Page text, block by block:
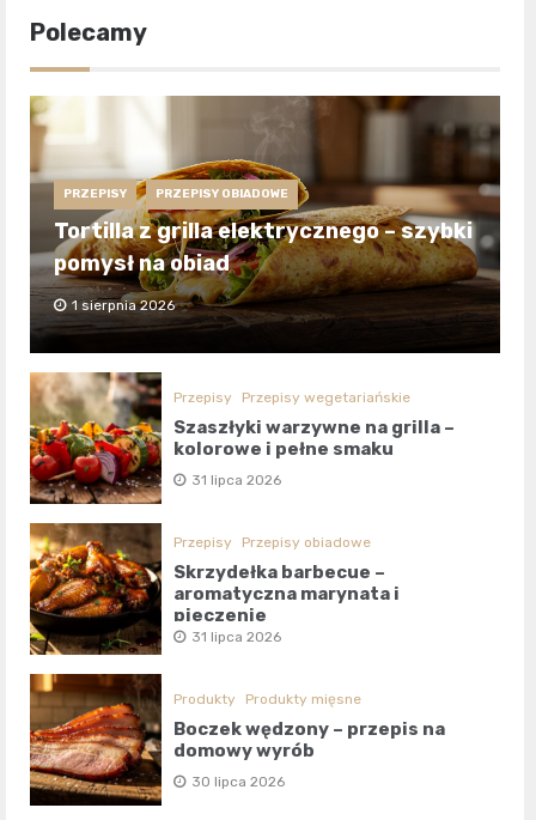
Polecamy
PRZEPISY PRZEPISY OBIADOWE
Tortilla z grilla elektrycznego – szybki
pomysł na obiad
1 sierpnia 2026
Przepisy Przepisy wegetariańskie
Szaszłyki warzywne na grilla –
kolorowe i pełne smaku
31 lipca 2026
Przepisy Przepisy obiadowe
Skrzydełka barbecue –
aromatyczna marynata i
pieczenie
31 lipca 2026
Produkty Produkty mięsne
Boczek wędzony – przepis na
domowy wyrób
30 lipca 2026